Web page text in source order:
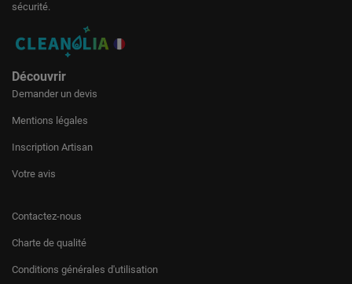
sécurité.
Découvrir
Demander un devis
Mentions légales
Inscription Artisan
Votre avis
Contactez-nous
Charte de qualité
Conditions générales d'utilisation